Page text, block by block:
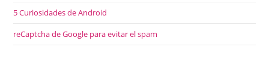
5 Curiosidades de Android
reCaptcha de Google para evitar el spam